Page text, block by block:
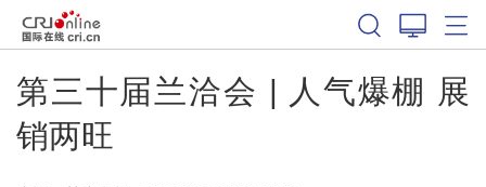
第三十届兰洽会 | 人气爆棚 展
销两旺